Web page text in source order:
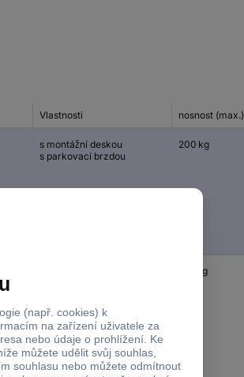
Vlastnosti nosnost (max.)
s montážní deskou
s parkovací brzdou
200 kg
100 kg